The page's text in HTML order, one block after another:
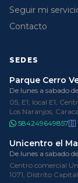
Seguir mi
Contacto
SEDES
Parque Cerro
De lunes a sabado
05, E1, local E1,
Los Naranjos,
584249649857
Unicentro el
De lunes a sabado
Centro comercial
1071, Distrito